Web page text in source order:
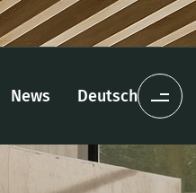
News Deutsch